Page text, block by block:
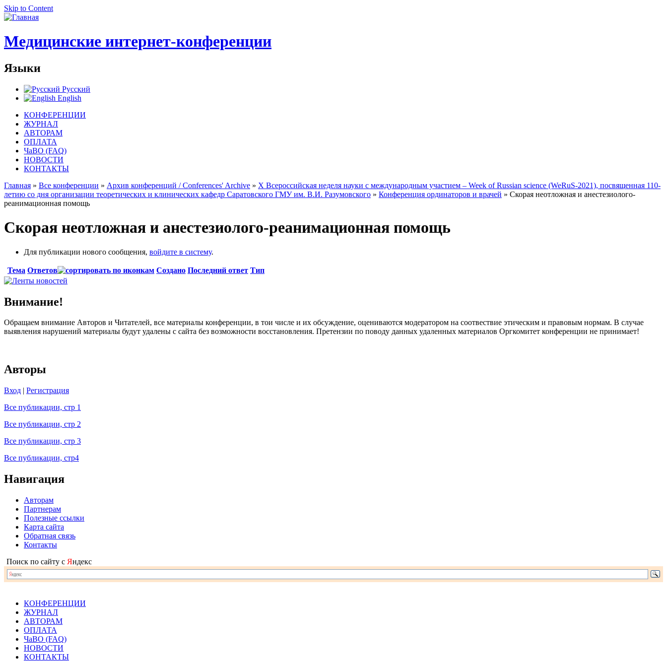
Skip to Content
Медицинские интернет-конференции
Языки
Русский
English
КОНФЕРЕНЦИИ
ЖУРНАЛ
АВТОРАМ
ОПЛАТА
ЧаВО (FAQ)
НОВОСТИ
КОНТАКТЫ
Главная » Все конференции » Архив конференций / Conferences' Archive » Х Всероссийская неделя науки с международным участием – Week of Russian science (WeRuS-2021), посвященная 110-
летию со дня организации теоретических и клинических кафедр Саратовского ГМУ им. В.И. Разумовского » Конференция ординаторов и врачей » Скорая неотложная и анестезиолого-
реанимационная помощь
Скорая неотложная и анестезиолого-реанимационная помощь
Для публикации нового сообщения, войдите в систему.
Тема Ответов Создано Последний ответ Тип
Внимание!
Обращаем внимание Авторов и Читателей, все материалы конференции, в тои числе и их обсуждение, оцениваются модератором на соотвествие этическим и правовым нормам. В случае
выявления нарушений материалы будут удалены с сайта без возможности восстановления. Претензии по поводу данных удаленных материалов Оргкомитет конференции не принимает!
Авторы
Вход | Регистрация
Все публикации, стр 1
Все публикации, стр 2
Все публикации, стр 3
Все публикации, стр4
Навигация
Авторам
Партнерам
Полезные ссылки
Карта сайта
Обратная связь
Контакты
Поиск по сайту с Яндекс
КОНФЕРЕНЦИИ
ЖУРНАЛ
АВТОРАМ
ОПЛАТА
ЧаВО (FAQ)
НОВОСТИ
КОНТАКТЫ